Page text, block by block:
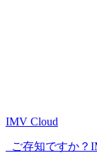
IMV Cloud
ご存知ですか？